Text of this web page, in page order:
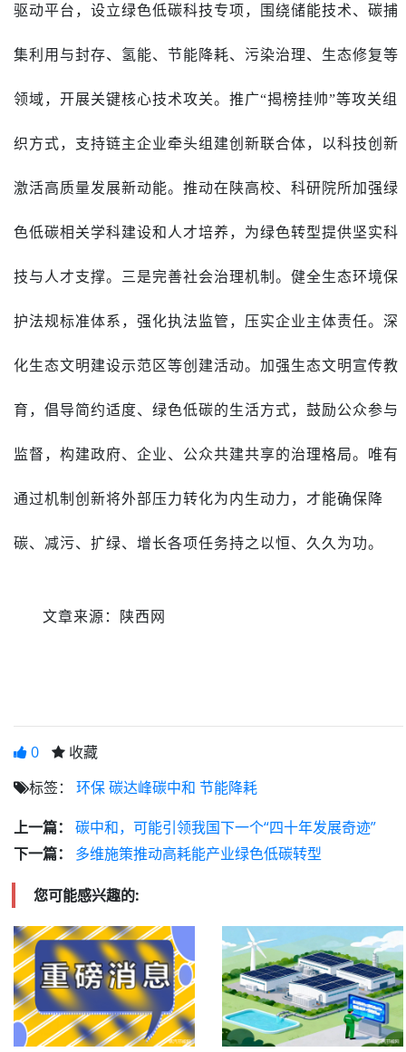
驱动平台，设立绿色低碳科技专项，围绕储能技术、碳捕
集利用与封存、氢能、节能降耗、污染治理、生态修复等
领域，开展关键核心技术攻关。推广“揭榜挂帅”等攻关组
织方式，支持链主企业牵头组建创新联合体，以科技创新
激活高质量发展新动能。推动在陕高校、科研院所加强绿
色低碳相关学科建设和人才培养，为绿色转型提供坚实科
技与人才支撑。三是完善社会治理机制。健全生态环境保
护法规标准体系，强化执法监管，压实企业主体责任。深
化生态文明建设示范区等创建活动。加强生态文明宣传教
育，倡导简约适度、绿色低碳的生活方式，鼓励公众参与
监督，构建政府、企业、公众共建共享的治理格局。唯有
通过机制创新将外部压力转化为内生动力，才能确保降
碳、减污、扩绿、增长各项任务持之以恒、久久为功。
文章来源：陕西网
0
收藏
标签： 环保碳达峰碳中和 节能降耗
上一篇：
碳中和，可能引领我国下一个“四十年发展奇迹”
下一篇：
多维施策推动高耗能产业绿色低碳转型
您可能感兴趣的: